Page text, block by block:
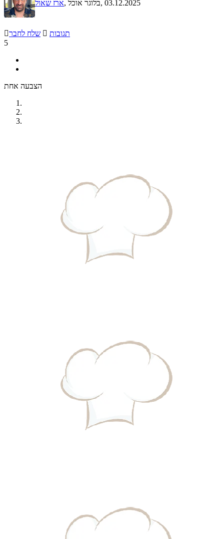
ארז שאול , בלוגר אוכל, 03.12.2025
שלח לחבר  תגובות
5
הצבעה אחת